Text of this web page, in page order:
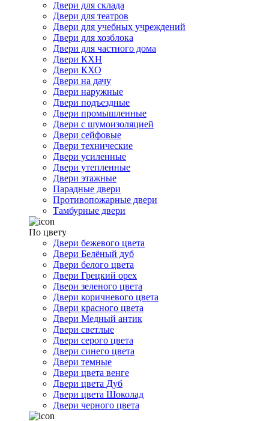
Двери для склада
Двери для театров
Двери для учебных учреждений
Двери для хозблока
Двери для частного дома
Двери КХН
Двери КХО
Двери на дачу
Двери наружные
Двери подъездные
Двери промышленные
Двери с шумоизоляцией
Двери сейфовые
Двери технические
Двери усиленные
Двери утепленные
Двери этажные
Парадные двери
Противопожарные двери
Тамбурные двери
По цвету
Двери бежевого цвета
Двери Белёный дуб
Двери белого цвета
Двери Грецкий орех
Двери зеленого цвета
Двери коричневого цвета
Двери красного цвета
Двери Медный антик
Двери светлые
Двери серого цвета
Двери синего цвета
Двери темные
Двери цвета венге
Двери цвета Дуб
Двери цвета Шоколад
Двери черного цвета